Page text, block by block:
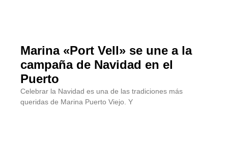
Marina «Port Vell» se une a la
campaña de Navidad en el
Puerto
Celebrar la Navidad es una de las tradiciones más
queridas de Marina Puerto Viejo. Y